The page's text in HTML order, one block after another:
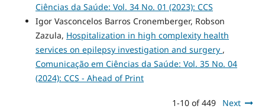
Ciências da Saúde: Vol. 34 No. 01 (2023): CCS
Igor Vasconcelos Barros Cronemberger, Robson
Zazula, Hospitalization in high complexity health
services on epilepsy investigation and surgery ,
Comunicação em Ciências da Saúde: Vol. 35 No. 04
(2024): CCS - Ahead of Print
1-10 of 449 Next